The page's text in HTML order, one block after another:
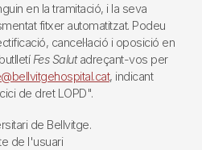
en la tramitació, i la seva
fitxer automatitzat. Podeu
cancel·lació i oposició en
Fes Salutadreçant-vos per
, indicant
de dret LOPD".
de Bellvitge.
de l'usuari